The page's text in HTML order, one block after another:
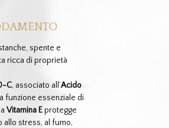
spente e
ricca di proprietà
C, associato all’Acido
funzione essenziale di
Vitamina Eprotegge
allo stress, al fumo,